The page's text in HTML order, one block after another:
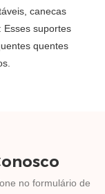
canecas
Esses suportes
quentes
no formulário de